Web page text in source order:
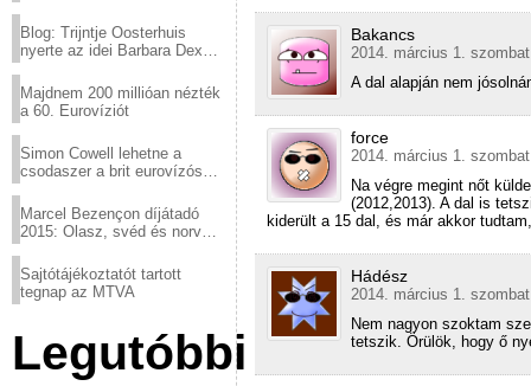
Blog: Trijntje Oosterhuis
nyerte az idei Barbara Dex
Majdnem 200 millióan nézték
a 60. Eurovíziót
Simon Cowell lehetne a
csodaszer a brit eurovízós
Marcel Bezençon díjátadó
2015: Olasz, svéd és norvég
Sajtótájékoztatót tartott
tegnap az MTVA
Legutóbbi
Bakancs
2014. március 1.
A dal alapján nem
force
2014. március 1.
Na végre megint nőt
(2012,2013). A dal is
kiderült a 15 dal, és már akkor
Hádész
2014. március 1.
Nem nagyon szoktam
tetszik. Örülök, hogy ő